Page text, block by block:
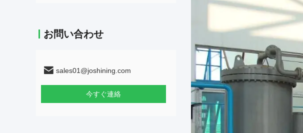
お問い合わせ
sales01@joshining.com
今すぐ連絡